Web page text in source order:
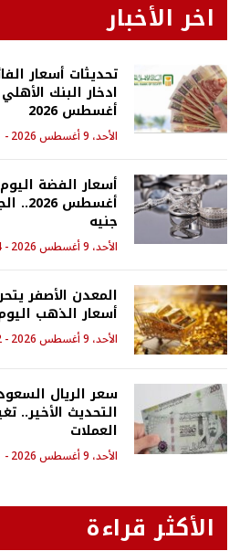
اخر الأخبار
تحديثات أسعار
ادخار البنك
أغسطس 2026
الأحد، 9 أغسطس 2026 - 1:11 م
جنيه
الأحد، 9 أغسطس 2026 - 12:54 م
المعدن الأصفر
أسعار الذهب
الأحد، 9 أغسطس 2026 - 12:22 م
سعر الريال
التحديث الأخير..
العملات
الأحد، 9 أغسطس 2026 - 12:21 م
الأكثر قراءة